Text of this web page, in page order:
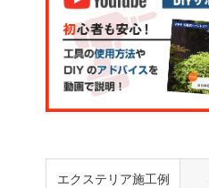
エクステリア施工例